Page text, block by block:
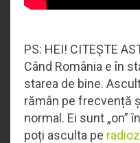
PS: HEI! CITEȘTE
Când România e în
starea de bine.
rămân pe frecvență
normal. Ei sunt „on”
poți asculta pe